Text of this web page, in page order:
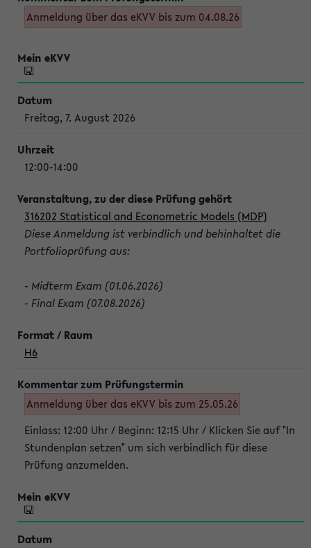
Anmeldung über das eKVV bis zum 04.08.26
Freitag, 7. August 2026
12:00-14:00
316202 Statistical and Econometric Models (MDP)
Diese Anmeldung ist verbindlich und behinhaltet die
Portfolioprüfung aus:
- Midterm Exam (01.06.2026)
- Final Exam (07.08.2026)
H6
Anmeldung über das eKVV bis zum 25.05.26
Einlass: 12:00 Uhr / Beginn: 12:15 Uhr / Klicken Sie auf "In
Stundenplan setzen" um sich verbindlich für diese
Prüfung anzumelden.